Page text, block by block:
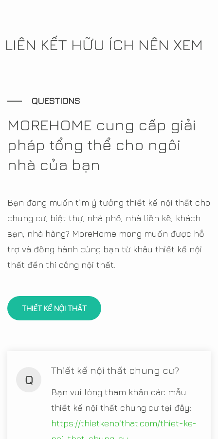
LIÊN KẾT HỮU ÍCH NÊN XEM
QUESTIONS
MOREHOME cung cấp giải
pháp tổng thể cho ngôi
nhà của bạn
Bạn đang muốn tìm ý tưởng thiết kế nội thất cho
chung cư, biệt thự, nhà phố, nhà liền kề, khách
sạn, nhà hàng? MoreHome mong muốn được hỗ
trợ và đồng hành cùng bạn từ khâu thiết kế nội
thất đến thi công nội thất.
THIẾT KẾ NỘI THẤT
Q
Thiết kế nội thất chung cư?
Bạn vui lòng tham khảo các mẫu
thiết kế nội thất chung cư tại đây:
https://thietkenoithat.com/thiet-ke-